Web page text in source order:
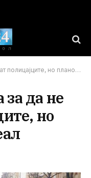
но планот не му успеал
да не
но